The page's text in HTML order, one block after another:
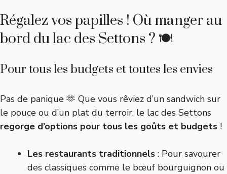
Régalez vos papilles ! Où manger au
bord du lac des Settons ? 🍽️
Pour tous les budgets et toutes les envies
Pas de panique 🫶 Que vous rêviez d’un sandwich sur
le pouce ou d’un plat du terroir, le lac des Settons
regorge d’options pour tous les goûts et budgets !
Les restaurants traditionnels : Pour savourer
des classiques comme le bœuf bourguignon ou